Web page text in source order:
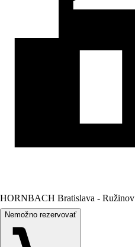
HORNBACH Bratislava - Ružinov
Nemožno rezervovať